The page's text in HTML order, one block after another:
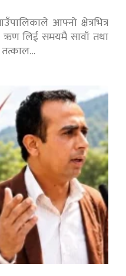
आफ्नो क्षेत्रभित्र
ऋण लिई समयमै सावाँ तथा
तत्काल…